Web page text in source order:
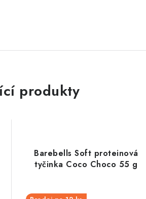
produkty
Barebells Soft proteinová
tyčinka Coco Choco 55 g